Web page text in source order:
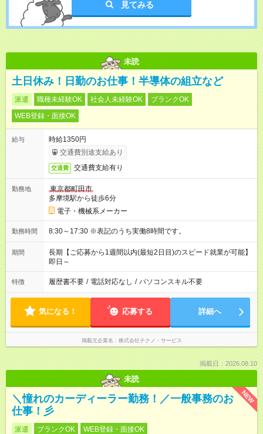
見てみる
未読
土日休み！日勤のお仕事！半導体の組立など
派遣 職種未経験OK 社会人未経験OK
ブランクOK
WEB登録・面接OK
給与
時給1350円
交通費別途支給あり
交通費 交通費支給有り
勤務地
東京都町田市
多摩境駅から徒歩6分
電子・機械系メーカー
勤務時間 8:30～17:30 ※表記のうち実働8時間です。
期間
長期【ご応募から1週間以内(最短2日目)のスピード就業が可能】
即日～
特徴 履歴書不要 / 電話対応なし / パソコンスキル不要
気になる！ 応募する 詳細へ
掲載元企業名 株式会社テクノ・サービス
掲載日：2026.08.10
未読
NEW
＼憧れのカーディーラー勤務！／一般事務のお
仕事！彡
派遣 ブランクOK WEB登録・面接OK